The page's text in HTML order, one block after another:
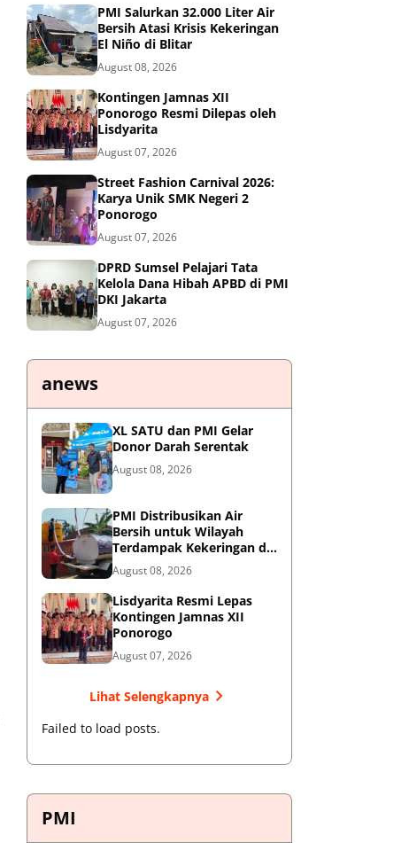
PMI Salurkan 32.000 Liter Air
Bersih Atasi Krisis Kekeringan
El Niño di Blitar
August 08, 2026
Kontingen Jamnas XII
Ponorogo Resmi Dilepas oleh
Lisdyarita
August 07, 2026
Street Fashion Carnival 2026:
Karya Unik SMK Negeri 2
Ponorogo
August 07, 2026
DPRD Sumsel Pelajari Tata
Kelola Dana Hibah APBD di PMI
DKI Jakarta
August 07, 2026
anews
XL SATU dan PMI Gelar
Donor Darah Serentak
August 08, 2026
PMI Distribusikan Air
Bersih untuk Wilayah
Terdampak Kekeringan di
Blitar
August 08, 2026
Lisdyarita Resmi Lepas
Kontingen Jamnas XII
Ponorogo
August 07, 2026
Lihat Selengkapnya
Failed to load posts.
PMI